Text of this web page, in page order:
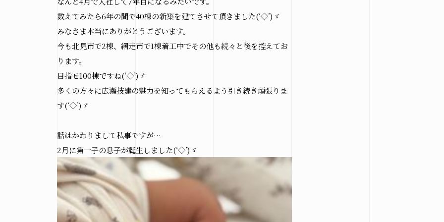
数えてみたら6年の間で40棟の新築を建てさせて頂きました(‘◇’)ゞ
みなさま本当にありがとうございます。
今も北見市で2棟、網走市で1棟着工中でその他も続々と後を控えてお
ります。
目指せ100棟ですね(‘◇’)ゞ
多くの方々に広瀬技建の魅力を知ってもらえるよう引き続き頑張りま
す(‘◇’)ゞ
話はかわりまして私事ですが…
2月に第一子の息子が誕生しました(‘◇’)ゞ